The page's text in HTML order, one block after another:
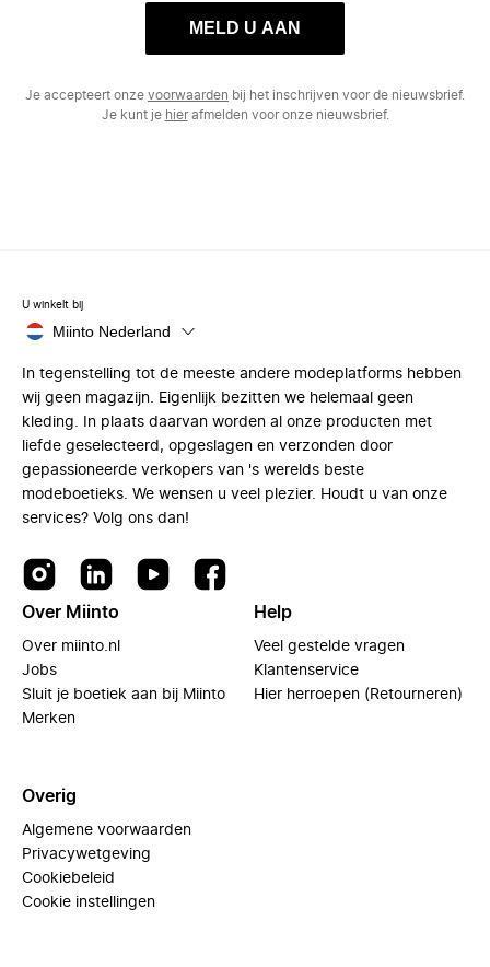
MELD U AAN
Je accepteert onze voorwaarden bij het inschrijven voor de nieuwsbrief.
Je kunt je hierafmelden voor onze nieuwsbrief.
U winkelt bij
Miinto Nederland
In tegenstelling tot de meeste andere modeplatforms hebben
wij geen magazijn. Eigenlijk bezitten we helemaal geen
kleding. In plaats daarvan worden al onze producten met
liefde geselecteerd, opgeslagen en verzonden door
gepassioneerde verkopers van 's werelds beste
modeboetieks. We wensen u veel plezier. Houdt u van onze
services? Volg ons dan!
Over Miinto
Over miinto.nl
Jobs
Sluit je boetiek aan bij Miinto
Merken
Help
Veel gestelde vragen
Klantenservice
Hier herroepen (Retourneren)
Overig
Algemene voorwaarden
Privacywetgeving
Cookiebeleid
Cookie instellingen